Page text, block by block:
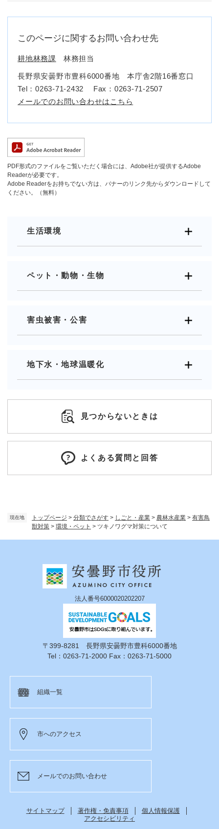
現在地 トップページ > 分類でさがす > しごと・産業 > 農林水産業 > 有害鳥
獣対策 > 環境・ペット > ツキノワグマ対策について
このページに関するお問い合わせ先
耕地林務課 林務担当
長野県安曇野市豊科6000番地 本庁舎2階16番窓口
Tel：0263-71-2432
Fax：0263-71-2507
メールでのお問い合わせはこちら
PDF形式のファイルをご覧いただく場合には、Adobe社が提供するAdobe
Readerが必要です。
Adobe Readerをお持ちでない方は、バナーのリンク先からダウンロードして
ください。（無料）
生活環境
ペット・動物・生物
害虫被害・公害
地下水・地球温暖化
見つからないときは
よくある質問と回答
法人番号6000020202207
〒399-8281 長野県安曇野市豊科6000番地
Tel：0263-71-2000 Fax：0263-71-5000
組織一覧
市へのアクセス
メールでのお問い合わせ
サイトマップ 著作権・免責事項
個人情報保護
アクセシビリティ